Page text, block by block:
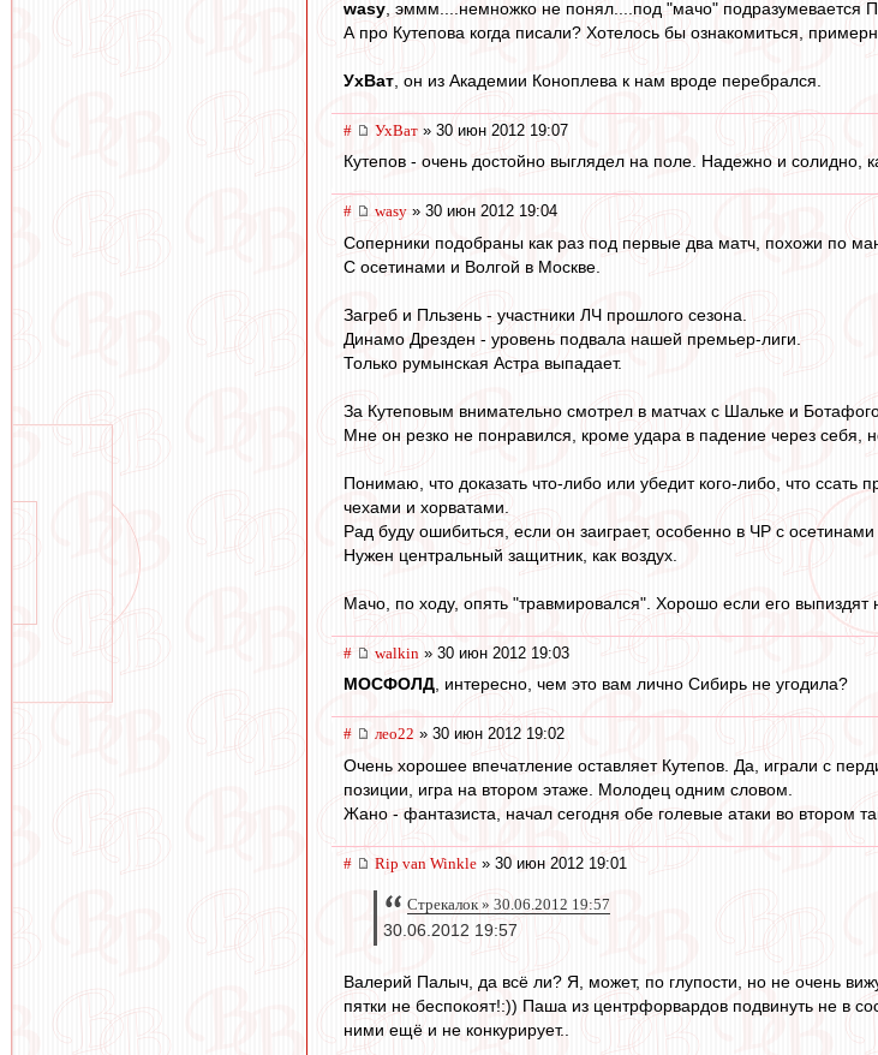
wasy , эммм....немножко не понял....под "мачо" подразумевается
А про Кутепова когда писали? Хотелось бы ознакомиться,
УхВат , он из Академии Коноплева к нам вроде перебрался.
# УхВат » 30 июн 2012 19:07
Кутепов - очень достойно выглядел на поле. Надежно и солидно,
# wasy » 30 июн 2012 19:04
Соперники подобраны как раз под первые два матч, похожи по
С осетинами и Волгой в Москве.
Загреб и Пльзень - участники ЛЧ прошлого сезона.
Динамо Дрезден - уровень подвала нашей премьер-лиги.
Только румынская Астра выпадает.
За Кутеповым внимательно смотрел в матчах с Шальке и
Мне он резко не понравился, кроме удара в падение через себя,
Понимаю, что доказать что-либо или убедит кого-либо, что ссать
чехами и хорватами.
Рад буду ошибиться, если он заиграет, особенно в ЧР с осетинами
Нужен центральный защитник, как воздух.
Мачо, по ходу, опять "травмировался". Хорошо если его
# walkin » 30 июн 2012 19:03
МОСФОЛД, интересно, чем это вам лично Сибирь не угодила?
# лео22 » 30 июн 2012 19:02
Очень хорошее впечатление оставляет Кутепов. Да, играли с
позиции, игра на втором этаже. Молодец одним словом.
Жано - фантазиста, начал сегодня обе голевые атаки во втором
# Rip van Winkle » 30 июн 2012 19:01
Стрекалок » 30.06.2012 19:57
30.06.2012 19:57
Валерий Палыч, да всё ли? Я, может, по глупости, но не очень
пятки не беспокоят!:)) Паша из центрфорвардов подвинуть не в
ними ещё и не конкурирует..